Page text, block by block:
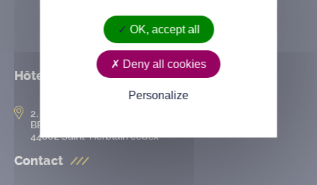
Hôtel de ville
2, rue de l’Hôtel-de-Ville
BP 50167
44802 Saint-Herblain cedex
Contact
OK, accept all
Deny all cookies
Personalize